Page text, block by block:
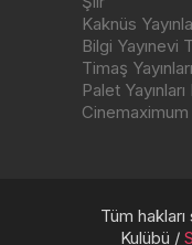
Kaknüs
Bilgi Yayınevi
Timaş
Palet
Tüm
Kulübü /